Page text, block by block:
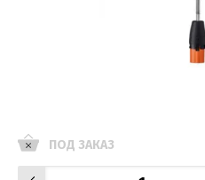
ПОД ЗАКАЗ